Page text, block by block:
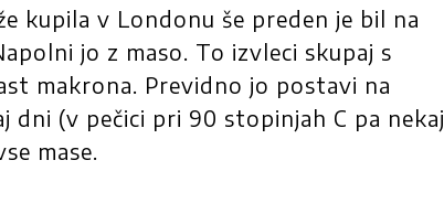
kupila v Londonu še preden je bil na
jo z maso. To izvleci skupaj s
makrona. Previdno jo postavi na
dni (v pečici pri 90 stopinjah C pa nekaj
mase.